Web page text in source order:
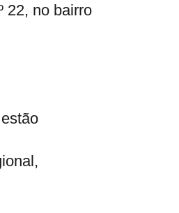
22, no bairro